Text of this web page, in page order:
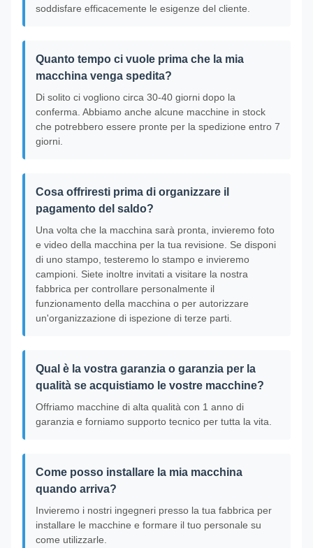
soddisfare efficacemente le esigenze del cliente.
Quanto tempo ci vuole prima che la mia
macchina venga spedita?
Di solito ci vogliono circa 30-40 giorni dopo la
conferma. Abbiamo anche alcune macchine in stock
che potrebbero essere pronte per la spedizione entro 7
giorni.
Cosa offriresti prima di organizzare il
pagamento del saldo?
Una volta che la macchina sarà pronta, invieremo foto
e video della macchina per la tua revisione. Se disponi
di uno stampo, testeremo lo stampo e invieremo
campioni. Siete inoltre invitati a visitare la nostra
fabbrica per controllare personalmente il
funzionamento della macchina o per autorizzare
un'organizzazione di ispezione di terze parti.
Qual è la vostra garanzia o garanzia per la
qualità se acquistiamo le vostre macchine?
Offriamo macchine di alta qualità con 1 anno di
garanzia e forniamo supporto tecnico per tutta la vita.
Come posso installare la mia macchina
quando arriva?
Invieremo i nostri ingegneri presso la tua fabbrica per
installare le macchine e formare il tuo personale su
come utilizzarle.